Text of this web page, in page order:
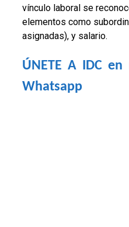
vínculo laboral se
elementos como
asignadas), y salario.
ÚNETE A IDC
Whatsapp